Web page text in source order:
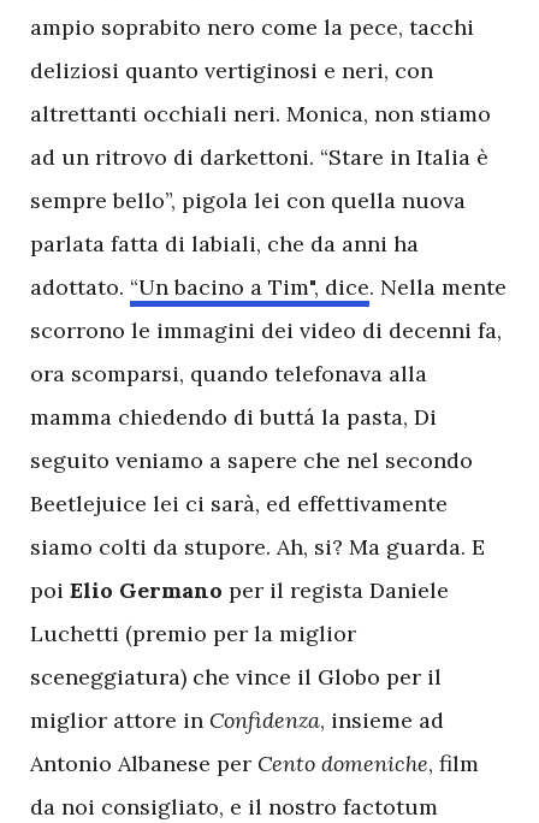
ampio soprabito nero come la pece, tacchi
deliziosi quanto vertiginosi e neri, con
altrettanti occhiali neri. Monica, non stiamo
ad un ritrovo di darkettoni. “Stare in Italia è
sempre bello”, pigola lei con quella nuova
parlata fatta di labiali, che da anni ha
adottato. “Un bacino a Tim", dice. Nella mente
scorrono le immagini dei video di decenni fa,
ora scomparsi, quando telefonava alla
mamma chiedendo di buttá la pasta, Di
seguito veniamo a sapere che nel secondo
Beetlejuice lei ci sarà, ed effettivamente
siamo colti da stupore. Ah, si? Ma guarda. E
poi Elio Germano per il regista Daniele
Luchetti (premio per la miglior
sceneggiatura) che vince il Globo per il
miglior attore in Confidenza, insieme ad
Antonio Albanese per Cento domeniche, film
da noi consigliato, e il nostro factotum